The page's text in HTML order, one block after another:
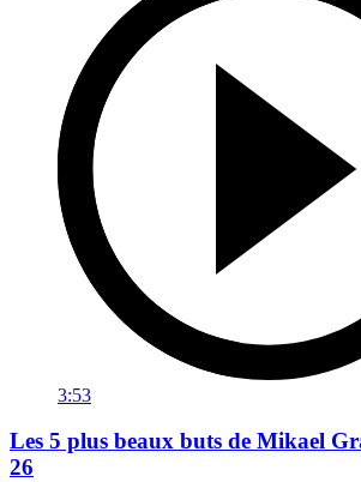
3:53
Les 5 plus beaux buts de Mikael
26